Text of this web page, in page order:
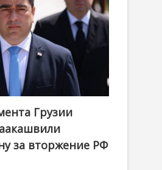
Грузии
за вторжение РФ